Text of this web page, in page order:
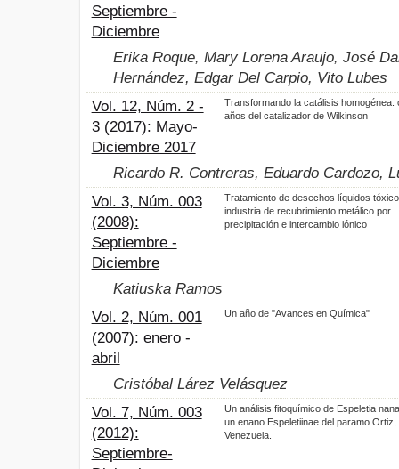
Septiembre -
Diciembre
Erika Roque, Mary Lorena Araujo, José
Hernández, Edgar Del Carpio, Vito Lubes
Vol. 12, Núm. 2 -
3 (2017): Mayo-
Diciembre 2017
Transformando la catálisis homogénea:
años del catalizador de Wilkinson
Ricardo R. Contreras, Eduardo Cardozo,
Vol. 3, Núm. 003
(2008):
Septiembre -
Diciembre
Tratamiento de desechos líquidos
industria de recubrimiento metálico por
precipitación e intercambio iónico
Katiuska Ramos
Vol. 2, Núm. 001
(2007): enero -
abril
Un año de "Avances en Química"
Cristóbal Lárez Velásquez
Vol. 7, Núm. 003
(2012):
Septiembre-
Un análisis fitoquímico de Espeletia
un enano Espeletiinae del paramo Ortiz,
Venezuela.